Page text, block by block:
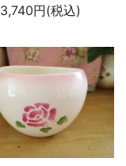
3,740円(税込)